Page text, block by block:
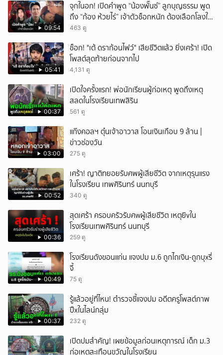
09:54
จุกในอก! เปิดคำพูด “น้องพั๊นซ์” ลูกบุญธรรม พูด
ถึง “ก้อง ห้วยไร่” เจ้าตัวช็อกหนัก ต้องเลือกโลงให้
ลูก!
463 ดู
05:41
ช็อก! "เต้ ดราก้อนไฟว์" เสียชีวิตแล้ว ยิ่งเศร้า! เปิด
โพสต์สุดท้ายก่อนจากไป
4,131 ดู
00:37
เปิดใจครั้งแรก! พ่อนักเรียนผู้ก่อเหตุ พูดถึงเหตุ
สลดในโรงเรียนเทพสิริน
561 ดู
03:00
แก๊งคอลฯ ตุ๋นเจ้าอาวาส โอนเงินเกือบ 9 ล้าน |
ข่าวช่องวัน
275 ดู
00:52
เศร้า! ญาติทยอยรับศพผู้เสียชีวิต จากเหตุรุนแรง
ในโรงเรียน เทพศิรินทร์ นนทบุรี
340 ดู
00:36
สุดเศร้า ครอบครัวรับศwผู้เสียชีวิต เหตุยิvใน
โรงเรียนเทพศิรินทร์ นนทบุรี
259 ดู
00:49
โรงเรียนดังขอนแก่น แจงปม ม.6 ถูกไถเงิน-ถูกบุxรี่
จี้
75 ดู
00:37
รู้แล้วอยู่ที่ไหน! ตำรวจชี้แจงปม อดีตครูโพสต์ภาพ
ปืxในไลน์กลุ่ม
232 ดู
เปิดปมสำคัญ! เผยข้อมูลก่อนเหตุการณ์ เด็ก ม.3
ก่อเหตุสะเทือนขวัญในโรงเรียน